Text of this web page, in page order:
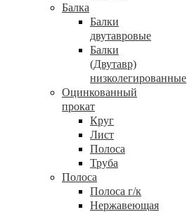
Балка
Балки
двутавровые
Балки
(Двутавр)
низколегированные
Оцинкованный
прокат
Круг
Лист
Полоса
Труба
Полоса
Полоса г/к
Нержавеющая